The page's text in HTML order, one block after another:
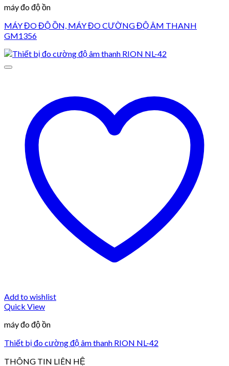
máy đo độ ồn
MÁY ĐO ĐỘ ỒN, MÁY ĐO CƯỜNG ĐỘ ÂM THANH
GM1356
Add to wishlist
Quick View
máy đo độ ồn
Thiết bị đo cường độ âm thanh RION NL-42
THÔNG TIN LIÊN HỆ